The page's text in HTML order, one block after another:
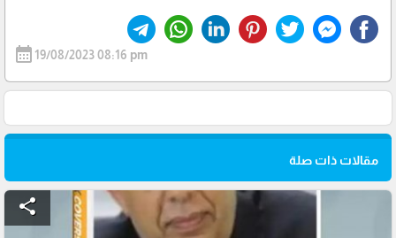
calendar_month 19/08/2023 08:16 pm
مقالات ذات صلة
share